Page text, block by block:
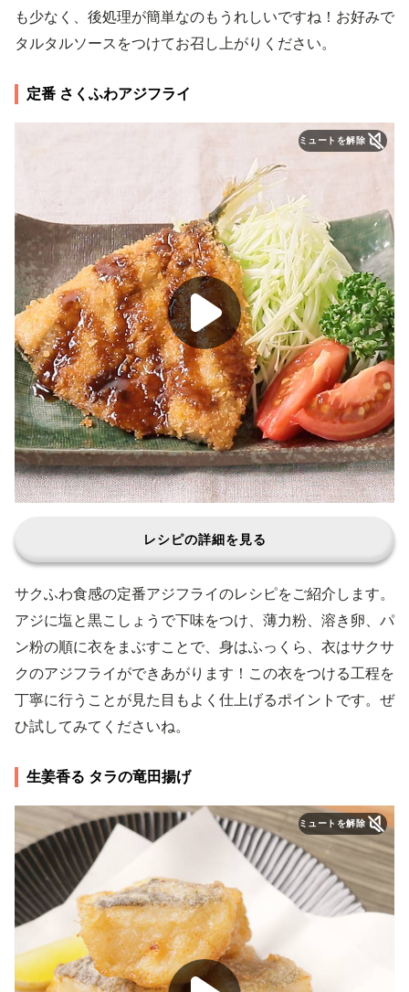
も少なく、後処理が簡単なのもうれしいですね！お好みで
タルタルソースをつけてお召し上がりください。
定番 さくふわアジフライ
ミュートを解除
レシピの詳細を見る
サクふわ食感の定番アジフライのレシピをご紹介します。
アジに塩と黒こしょうで下味をつけ、薄力粉、溶き卵、パ
ン粉の順に衣をまぶすことで、身はふっくら、衣はサクサ
クのアジフライができあがります！この衣をつける工程を
丁寧に行うことが見た目もよく仕上げるポイントです。ぜ
ひ試してみてくださいね。
生姜香る タラの竜田揚げ
ミュートを解除